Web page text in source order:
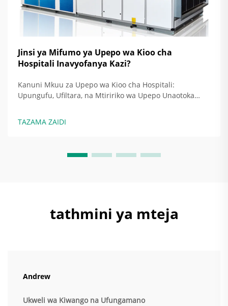
Jinsi ya Mifumo ya Upepo wa Kioo cha
Hospitali Inavyofanya Kazi?
Kanuni Mkuu za Upepo wa Kioo cha Hospitali:
Upungufu, Ufiltara, na Mtiririko wa Upepo Unaotoka
kudumisha eneo la uchunguzi lisilokuwa na
TAZAMA ZAIDI
tathmini ya mteja
Andrew
Ukweli wa Kiwango na Ufungamano